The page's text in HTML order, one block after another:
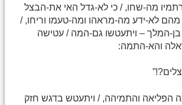
מה-שחו, / כי לא-גדל האי את-הבצל
מהם לא-ידע מה-מראהו ומה-טעמו וריחו, /
המלך – ויתעטשו גם-המה / עטישה
והא-התמה:
הפליאה והתמיהה, / ויתעטש בדגש חזק